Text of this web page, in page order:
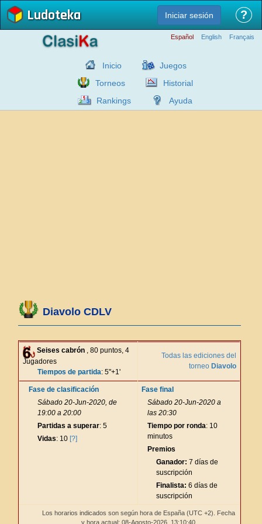
Ludoteka Iniciar sesión ?
Español English Français
Inicio
Juegos
Torneos
Historial
Rankings
Ayuda
Diavolo CDLV
Seises cabrón , 80 puntos, 4
Jugadores
Tiempos de partida: 5"+1'
Todas las ediciones del
torneo Diavolo
Fase de clasificación
Sábado 20-Jun-2020, de
19:00 a 20:00
Partidas a superar: 5
Vidas: 10 [?]
Fase final
Sábado 20-Jun-2020 a
las 20:30
Tiempo por ronda: 10
minutos
Premios
Ganador: 7 días de
suscripción
Finalista: 6 días de
suscripción
Los horarios indicados son según hora de España (UTC +2). Fecha
y hora actual: 08-Agosto-2026, 13:10:40